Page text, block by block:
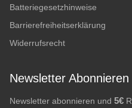
Batteriegesetzhinweise
Barrierefreiheitserklärung
Widerrufsrecht
Newsletter Abonnieren
Newsletter abonnieren und 5€